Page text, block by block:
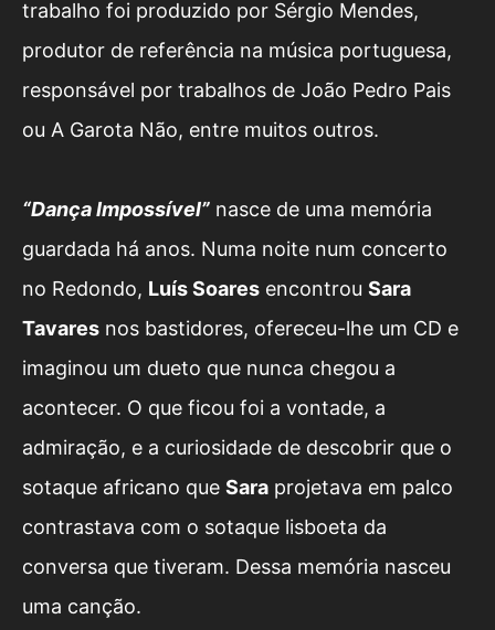
trabalho foi produzido por Sérgio Mendes,
produtor de referência na música portuguesa,
responsável por trabalhos de João Pedro Pais
ou A Garota Não, entre muitos outros.
“Dança Impossível” nasce de uma memória
guardada há anos. Numa noite num concerto
no Redondo, Luís Soares encontrou Sara
Tavares nos bastidores, ofereceu-lhe um CD e
imaginou um dueto que nunca chegou a
acontecer. O que ficou foi a vontade, a
admiração, e a curiosidade de descobrir que o
sotaque africano que Sara projetava em palco
contrastava com o sotaque lisboeta da
conversa que tiveram. Dessa memória nasceu
uma canção.